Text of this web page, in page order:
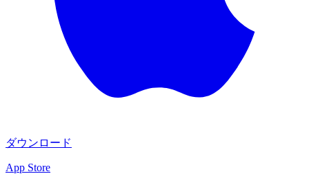
ダウンロード
App Store